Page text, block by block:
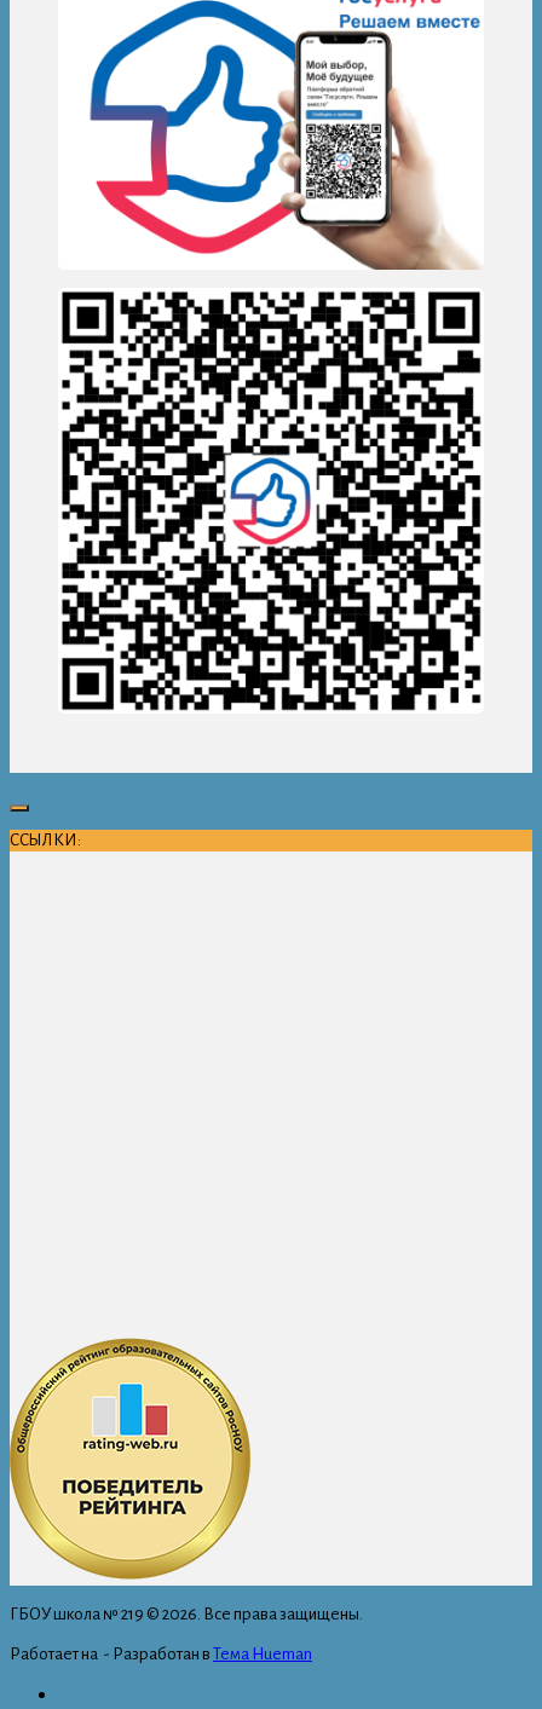
ССЫЛКИ:
ГБОУ школа № 219 © 2026. Все права защищены.
Работает на - Разработан в Тема Hueman